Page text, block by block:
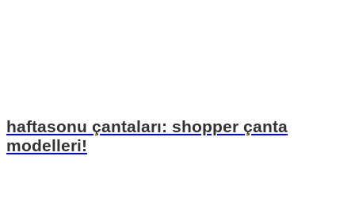
haftasonu çantaları: shopper çanta
modelleri!